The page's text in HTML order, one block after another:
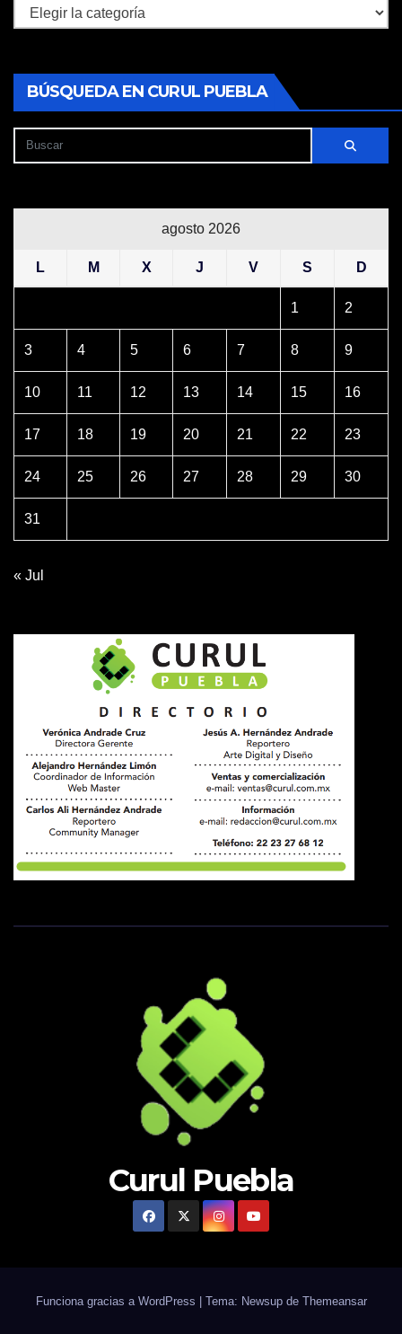
Secciones
BÚSQUEDA EN CURUL PUEBLA
agosto 2026
L M X J V S D
1 2
3 4 5 6 7 8 9
10 11 12 13 14 15 16
17 18 19 20 21 22 23
24 25 26 27 28 29 30
31
« Jul
Curul Puebla
Funciona gracias a WordPress Tema: Newsup de Themeansar